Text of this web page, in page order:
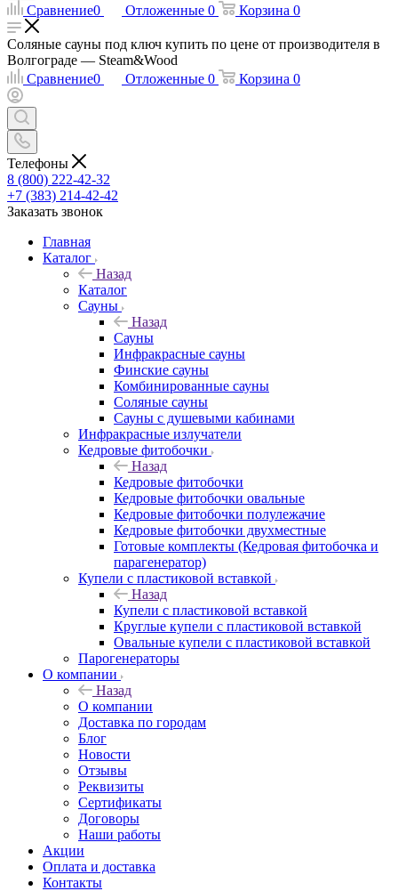
Сравнение0 Отложенные 0 Корзина 0
Соляные сауны под ключ купить по цене от производителя в
Волгограде — Steam&Wood
Сравнение0 Отложенные 0 Корзина 0
Телефоны
8 (800) 222-42-32
+7 (383) 214-42-42
Заказать звонок
Главная
Каталог
Назад
Каталог
Сауны
Назад
Сауны
Инфракрасные сауны
Финские сауны
Комбинированные сауны
Соляные сауны
Сауны с душевыми кабинами
Инфракрасные излучатели
Кедровые фитобочки
Назад
Кедровые фитобочки
Кедровые фитобочки овальные
Кедровые фитобочки полулежачие
Кедровые фитобочки двухместные
Готовые комплекты (Кедровая фитобочка и
парагенератор)
Купели с пластиковой вставкой
Назад
Купели с пластиковой вставкой
Круглые купели с пластиковой вставкой
Овальные купели с пластиковой вставкой
Парогенераторы
О компании
Назад
О компании
Доставка по городам
Блог
Новости
Отзывы
Реквизиты
Сертификаты
Договоры
Наши работы
Акции
Оплата и доставка
Контакты